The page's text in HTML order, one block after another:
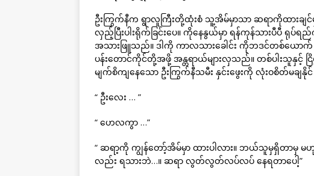
ဦးကြွက်နီက ရွာလူကြီးတို့ထုံးစံ သူ့အိမ်မှာသာ ဆရာကိုထားချ
လှည့်ပြီးပါးရိုက်ခြင်းပေ။ ကိုနေနွယ်မှာ ရန်ကုန်သားပီပီ ရုပ်
အသားဖြူသည်။ ဒါကို ကာလသားခေါင်း ကိုဘဒင်တစ်ယော
ပန်းတောင်ကိုင်တို့အဖို့ အန္တရာယ်များလှသည်။ တစ်ပါးသူနှင့်
မျက်စိကျနေသော ဦးကြွက်နီသမီး နှင်းဖွေးကို လုံးဝစိတ်မချနို
“ ဦးလေး … ”
“ ဟေလကွာ …”
“ ဆရာ့ကို ကျွန်တော့်အိမ်မှာ ထားပါလား။ ဘယ်သူမှရှိတာမှ မ
လည်း ရသားဘဲ…။ ဆရာ လွတ်လွတ်လပ်လပ် နေရတာပေါ့”